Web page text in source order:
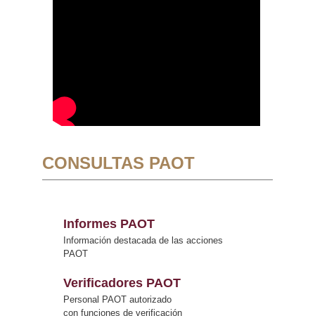
CONSULTAS PAOT
Informes PAOT
Información destacada de las acciones
PAOT
Verificadores PAOT
Personal PAOT autorizado
con funciones de verificación